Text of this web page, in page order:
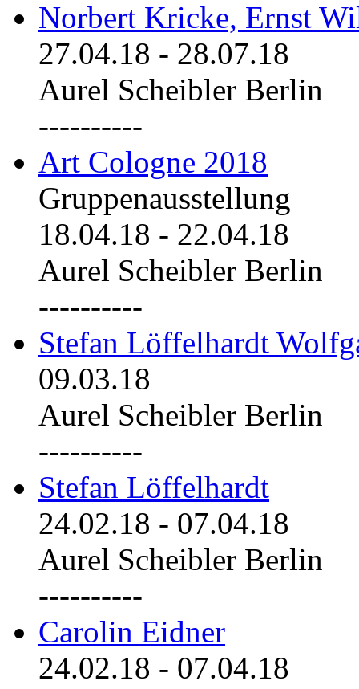
Norbert Kricke, Ernst
27.04.18 - 28.07.18
Aurel Scheibler Berlin
----------
Art Cologne 2018
Gruppenausstellung
18.04.18 - 22.04.18
Aurel Scheibler Berlin
----------
Stefan Löffelhardt
09.03.18
Aurel Scheibler Berlin
----------
Stefan Löffelhardt
24.02.18 - 07.04.18
Aurel Scheibler Berlin
----------
Carolin Eidner
24.02.18 - 07.04.18